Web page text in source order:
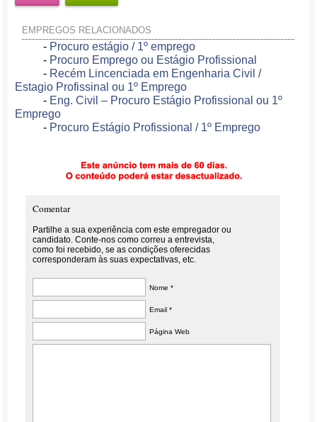
EMPREGOS RELACIONADOS
- Procuro estágio / 1º emprego
- Procuro Emprego ou Estágio Profissional
- Recém Lincenciada em Engenharia Civil /
Estagio Profissinal ou 1º Emprego
- Eng. Civil – Procuro Estágio Profissional ou 1º
Emprego
- Procuro Estágio Profissional / 1º Emprego
Comentar
Partilhe a sua experiência com este empregador ou
candidato. Conte-nos como correu a entrevista,
como foi recebido, se as condições oferecidas
corresponderam às suas expectativas, etc.
Nome *
Email *
Página Web